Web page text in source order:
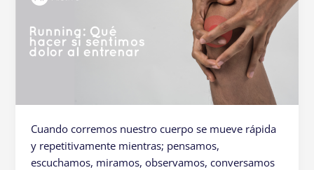
Cuando corremos nuestro cuerpo se mueve rápida
y repetitivamente mientras; pensamos,
escuchamos, miramos, observamos, conversamos